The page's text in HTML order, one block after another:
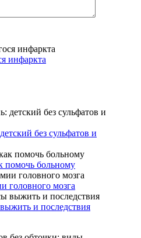
инфаркта
без сульфатов и
помочь больному
головного мозга
и последствия